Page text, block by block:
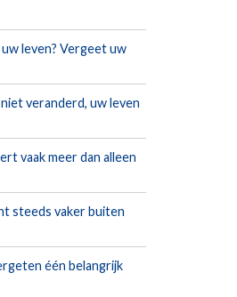
leven? Vergeet uw
veranderd, uw leven
vaak meer dan alleen
steeds vaker buiten
één belangrijk